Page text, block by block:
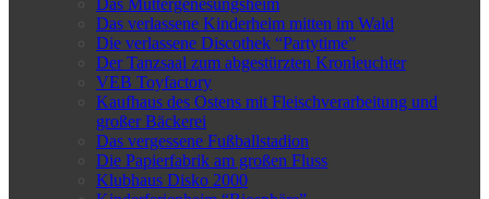
Das verlassene Kinderheim mitten im Wald
Die verlassene Discothek “Partytime”
Der Tanzsaal zum abgestürzten Kronleuchter
VEB Toyfactory
Kaufhaus des Ostens mit Fleischverarbeitung und
großer Bäckerei
Das vergessene Fußballstadion
Die Papierfabrik am großen Fluss
Klubhaus Disko 2000